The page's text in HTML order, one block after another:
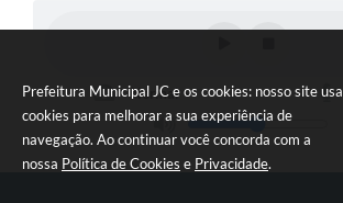
Prefeitura Municipal JC e os cookies: nosso site usa
cookies para melhorar a sua experiência de
navegação. Ao continuar você concorda com a
nossa Política de Cookies e Privacidade.